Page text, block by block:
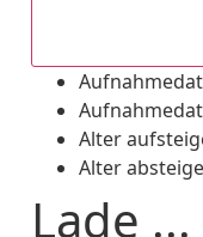
Alter
Alter
Lade ...